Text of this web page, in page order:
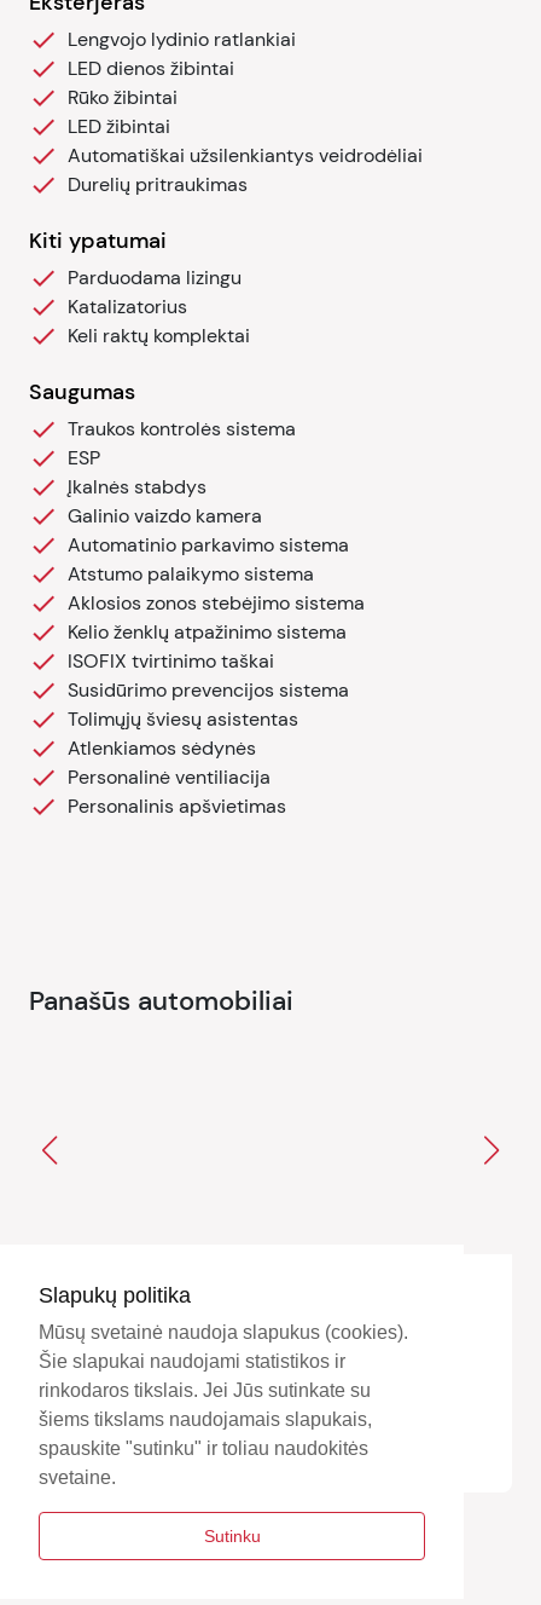
Slapukų politika
Mūsų svetainė naudoja slapukus (cookies).
Šie slapukai naudojami statistikos ir
rinkodaros tikslais. Jei Jūs sutinkate su
šiems tikslams naudojamais slapukais,
spauskite "sutinku" ir toliau naudokitės
svetaine.
Sutinku
Lengvojo lydinio ratlankiai
LED dienos žibintai
Rūko žibintai
LED žibintai
Automatiškai užsilenkiantys veidrodėliai
Durelių pritraukimas
Kiti ypatumai
Parduodama lizingu
Katalizatorius
Keli raktų komplektai
Saugumas
Traukos kontrolės sistema
ESP
Įkalnės stabdys
Galinio vaizdo kamera
Automatinio parkavimo sistema
Atstumo palaikymo sistema
Aklosios zonos stebėjimo sistema
Kelio ženklų atpažinimo sistema
ISOFIX tvirtinimo taškai
Susidūrimo prevencijos sistema
Tolimųjų šviesų asistentas
Atlenkiamos sėdynės
Personalinė ventiliacija
Personalinis apšvietimas
Panašūs automobiliai
2022 Subaru Outback
32500 €
star 44600km Benzinas Automatinė